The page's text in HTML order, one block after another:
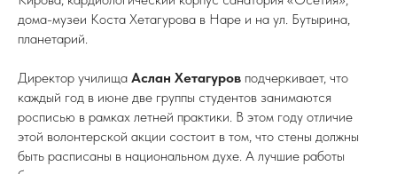
дома-музеи Коста Хетагурова в Наре и на ул. Бутырина,
планетарий.
Директор училища Аслан Хетагуров подчеркивает, что
каждый год в июне две группы студентов занимаются
росписью в рамках летней практики. В этом году отличие
этой волонтерской акции состоит в том, что стены должны
быть расписаны в национальном духе. А лучшие работы